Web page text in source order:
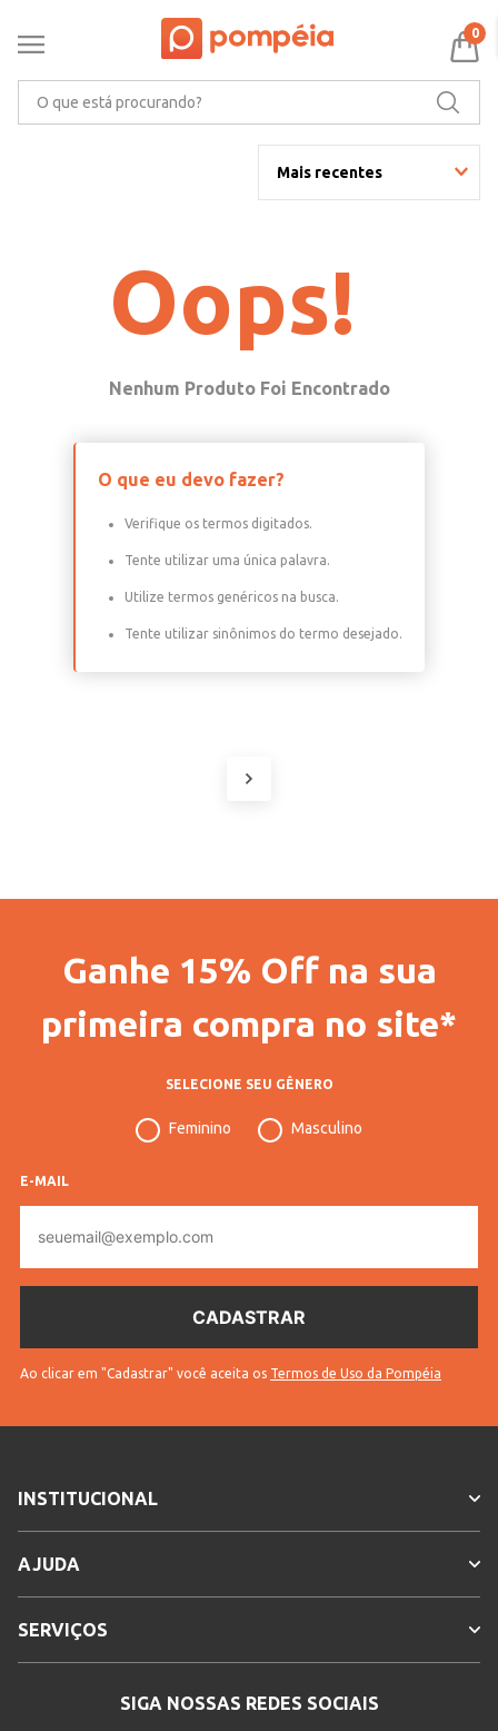
0
Mais recentes
Oops!
O que eu devo fazer?
Verifique os termos digitados.
Tente utilizar uma única palavra.
Utilize termos genéricos na busca.
Tente utilizar sinônimos do termo desejado.
Ganhe 15% Off na sua
primeira compra no site*
SELECIONE SEU GÊNERO
Feminino Masculino
E-MAIL
mail
Ao clicar em "Cadastrar" você aceita os Termos de Uso da Pompéia
INSTITUCIONAL
AJUDA
SERVIÇOS
SIGA NOSSAS REDES SOCIAIS